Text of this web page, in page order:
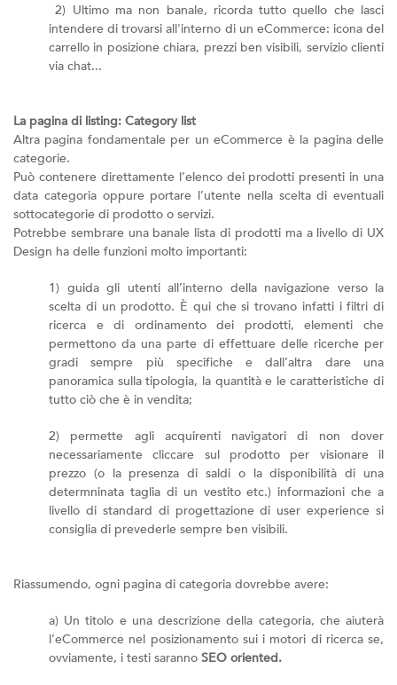
2) Ultimo ma non banale, ricorda tutto quello che lasci
intendere di trovarsi all'interno di un eCommerce: icona del
carrello in posizione chiara, prezzi ben visibili, servizio clienti
via chat...
La pagina di listing: Category list
Altra pagina fondamentale per un eCommerce è la pagina delle
categorie.
Può contenere direttamente l’elenco dei prodotti presenti in una
data categoria oppure portare l’utente nella scelta di eventuali
sottocategorie di prodotto o servizi.
Potrebbe sembrare una banale lista di prodotti ma a livello di UX
Design ha delle funzioni molto importanti:
1) guida gli utenti all’interno della navigazione verso la
scelta di un prodotto. È qui che si trovano infatti i filtri di
ricerca e di ordinamento dei prodotti, elementi che
permettono da una parte di effettuare delle ricerche per
gradi sempre più specifiche e dall’altra dare una
panoramica sulla tipologia, la quantità e le caratteristiche di
tutto ciò che è in vendita;
2) permette agli acquirenti navigatori di non dover
necessariamente cliccare sul prodotto per visionare il
prezzo (o la presenza di saldi o la disponibilità di una
determninata taglia di un vestito etc.) informazioni che a
livello di standard di progettazione di user experience si
consiglia di prevederle sempre ben visibili.
Riassumendo, ogni pagina di categoria dovrebbe avere:
a) Un titolo e una descrizione della categoria, che aiuterà
l’eCommerce nel posizionamento sui i motori di ricerca se,
ovviamente, i testi saranno SEO oriented.